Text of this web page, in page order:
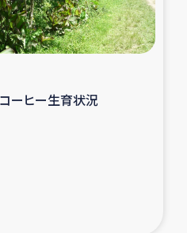
民への食糧・越冬支援
・レバノン人への農業支援
ーヒー生育状況